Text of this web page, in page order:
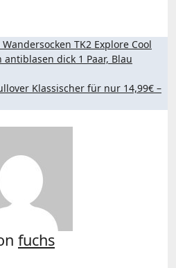
TK2 Explore Cool
dick 1 Paar, Blau
Klassischer für nur 14,99€ –
fuchs